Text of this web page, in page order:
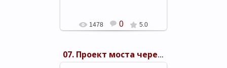
1478 0 5.0
07. Проект моста через Керченский пролив 1949 г.